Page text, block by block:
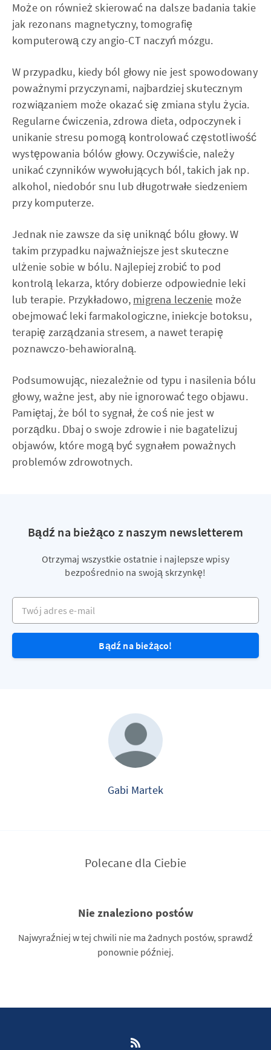
Może on również skierować na dalsze badania takie
jak rezonans magnetyczny, tomografię
komputerową czy angio-CT naczyń mózgu.
W przypadku, kiedy ból głowy nie jest spowodowany
poważnymi przyczynami, najbardziej skutecznym
rozwiązaniem może okazać się zmiana stylu życia.
Regularne ćwiczenia, zdrowa dieta, odpoczynek i
unikanie stresu pomogą kontrolować częstotliwość
występowania bólów głowy. Oczywiście, należy
unikać czynników wywołujących ból, takich jak np.
alkohol, niedobór snu lub długotrwałe siedzeniem
przy komputerze.
Jednak nie zawsze da się uniknąć bólu głowy. W
takim przypadku najważniejsze jest skuteczne
ulżenie sobie w bólu. Najlepiej zrobić to pod
kontrolą lekarza, który dobierze odpowiednie leki
lub terapie. Przykładowo, migrena leczenie może
obejmować leki farmakologiczne, iniekcje botoksu,
terapię zarządzania stresem, a nawet terapię
poznawczo-behawioralną.
Podsumowując, niezależnie od typu i nasilenia bólu
głowy, ważne jest, aby nie ignorować tego objawu.
Pamiętaj, że ból to sygnał, że coś nie jest w
porządku. Dbaj o swoje zdrowie i nie bagatelizuj
objawów, które mogą być sygnałem poważnych
problemów zdrowotnych.
Bądź na bieżąco z naszym newsletterem
Otrzymaj wszystkie ostatnie i najlepsze wpisy
bezpośrednio na swoją skrzynkę!
Twój adres e-mail
Bądź na bieżąco!
Gabi Martek
Polecane dla Ciebie
Nie znaleziono postów
Najwyraźniej w tej chwili nie ma żadnych postów, sprawdź
ponownie później.